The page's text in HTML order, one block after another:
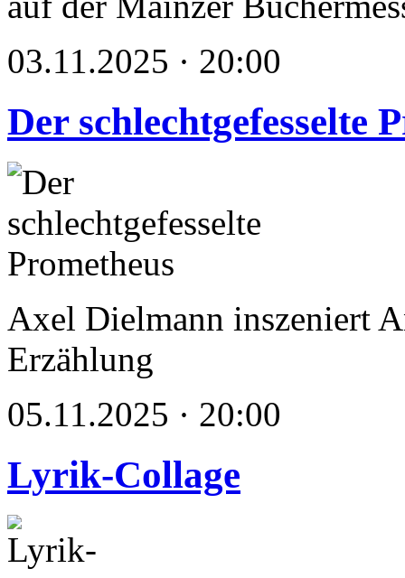
03.11.2025 · 20:00
Der schlechtgefesselte
Axel Dielmann inszeniert
Erzählung
05.11.2025 · 20:00
Lyrik-Collage